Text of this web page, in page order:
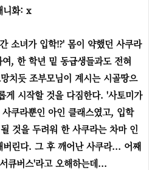
니화: x
소녀가 입학!?' 몸이 약했던 사쿠라
, 한 학년 밑 동급생들과도 전혀
치듯 조부모님이 계시는 시골땅으
게 시작할 것을 다짐한다. '사토미가
쿠라뿐인 아인 클래스였고, 입학
것을 두려워 한 사쿠라는 차마 인
린다. 그 후 깨어난 사쿠라... 어째
큐버스'라고 오해하는데...